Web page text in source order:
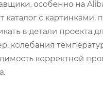
особенно на
каталог с картинками,
в детали проекта
колебания
корректной